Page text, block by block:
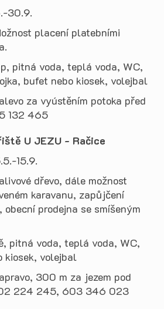
30.9.
placení platebními
pitná voda, teplá voda, WC,
bufet nebo kiosek, volejbal
za vyústěním potoka před
132 465
U JEZU - Račice
15.9.
dřevo, dále možnost
karavanu, zapůjčení
obecní prodejna se smíšeným
pitná voda, teplá voda, WC,
kiosek, volejbal
300 m za jezem pod
224 245, 603 346 023